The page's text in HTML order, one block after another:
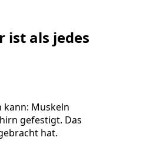
ist als jedes
kann: Muskeln
gefestigt. Das
hat.